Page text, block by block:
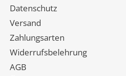
Datenschutz
Versand
Zahlungsarten
Widerrufsbelehrung
AGB